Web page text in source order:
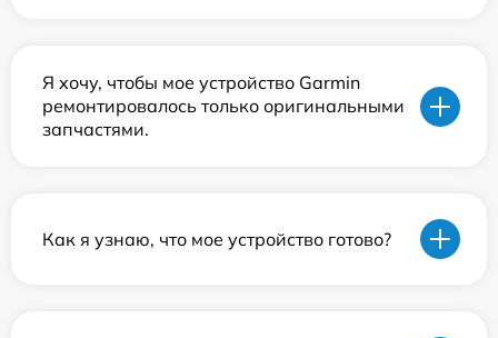
Я хочу, чтобы мое устройство Garmin
ремонтировалось только оригинальными
запчастями.
Как я узнаю, что мое устройство готово?